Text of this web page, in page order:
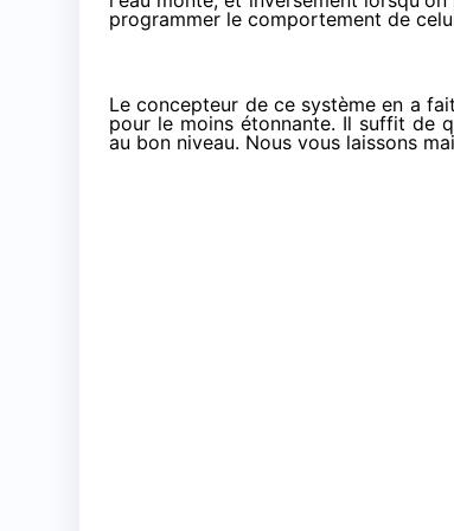
programmer le comportement de
Le concepteur de ce système en a
pour le moins étonnante. Il suffit de
au bon niveau. Nous vous laissons